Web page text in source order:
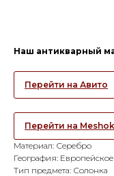
Наш антикварный
Перейти на Авито
Перейти на Meshok
Материал: Серебро
География:
Тип предмета: Солонка